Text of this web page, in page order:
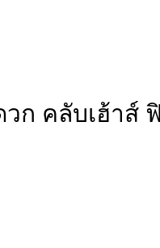
ก คลับเฮ้าส์